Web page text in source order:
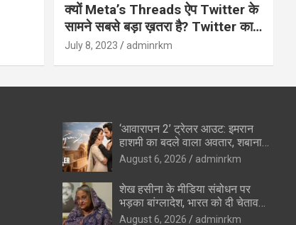
क्यों Meta’s Threads ऐप Twitter के
सामने सबसे बड़ा ख़तरा है? Twitter का
अंत?
July 8, 2023 adminrkm
‘आवारापन 2’ ट्रेलर आउट: इमरान
हाशमी का बदले वाला अवतार, शबाना
आजमी के विलेन रोल ने उड़ाए होश
August 6, 2026 adminrkm
शेख हसीना के मीडिया संबोधन पर
भड़का बांग्लादेश, भारत को दी चेतावनी
—”रिश्ते सुधारने की कोशिशों को
August 6, 2026 adminrkm